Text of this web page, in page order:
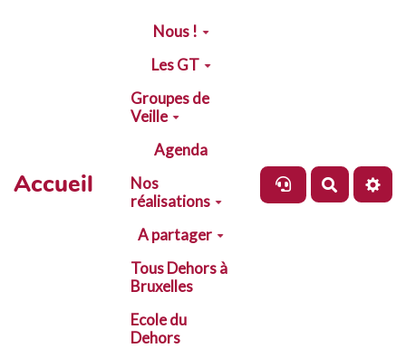
Aller au contenu principal
Accueil
Nous !
Les GT
Groupes de
Veille
Agenda
Nos
réalisations
A partager
Tous Dehors à
Bruxelles
Ecole du
Dehors